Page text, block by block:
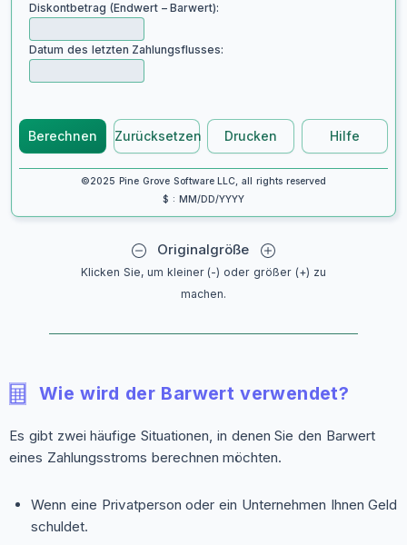
Diskontbetrag (Endwert – Barwert):
Datum des letzten Zahlungsflusses:
Berechnen Zurücksetzen Drucken Hilfe
©2025 Pine Grove Software LLC, all rights reserved
$ : MM/DD/YYYY
Originalgröße
Klicken Sie, um kleiner (-) oder größer (+) zu
machen.
Wie wird der Barwert verwendet?
Es gibt zwei häufige Situationen, in denen Sie den Barwert
eines Zahlungsstroms berechnen möchten.
Wenn eine Privatperson oder ein Unternehmen Ihnen Geld
schuldet.